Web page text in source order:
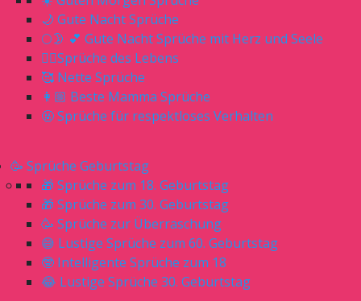
🌙 Gute Nacht Sprüche
🌕🌛 💕 Gute Nacht Sprüche mit Herz und Seele
☝🏻Sprüche des Lebens
🥰 Nette Sprüche
👩🏼 Beste Mamma Sprüche
🤬 Sprüche für respektloses Verhalten
🥳 Sprüche Geburtstag
🎁 Sprüche zum 18. Geburtstag
🎁 Sprüche zum 30. Geburtstag
🥳 Sprüche zur Überraschung
😅 Lustige Sprüche zum 60. Geburtstag
🤓 Intelligente Sprüche zum 18
😂 Lustige Sprüche 30. Geburtstag